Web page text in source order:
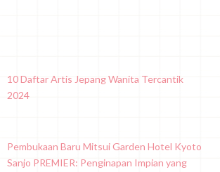
10 Daftar Artis Jepang Wanita Tercantik
2024
Pembukaan Baru Mitsui Garden Hotel Kyoto
Sanjo PREMIER: Penginapan Impian yang